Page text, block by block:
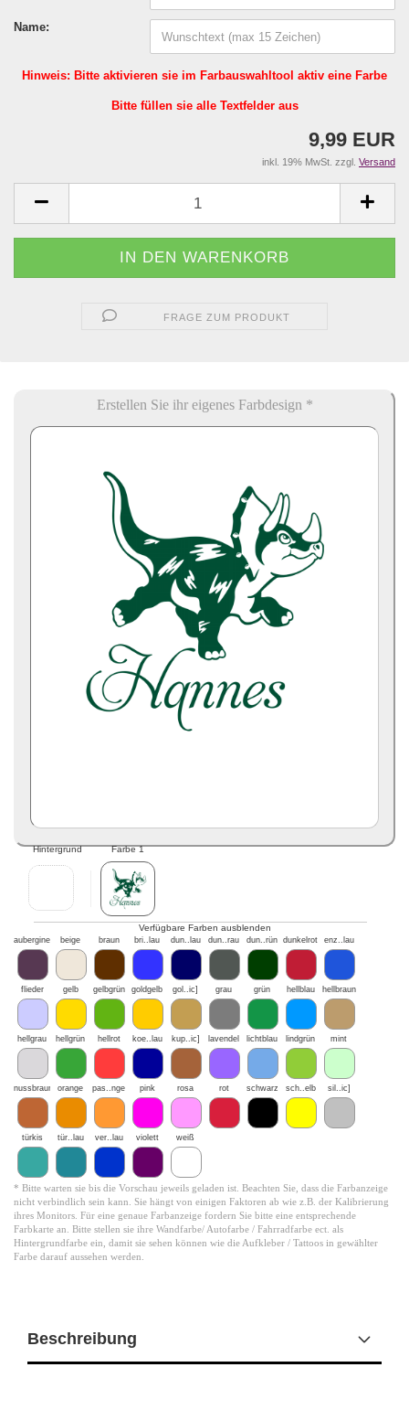
Name:
Hinweis: Bitte aktivieren sie im Farbauswahltool aktiv eine Farbe
Bitte füllen sie alle Textfelder aus
9,99 EUR
inkl. 19% MwSt. zzgl. Versand
FRAGE ZUM PRODUKT
Erstellen Sie ihr eigenes Farbdesign *
Hintergrund Farbe 1
Verfügbare Farben ausblenden
aubergine beige braun bri..lau dun..lau dun..rau dun..rün dunkelrot enz..lau
flieder gelb gelbgrün goldgelb gol..ic] grau grün hellblau hellbraun
hellgrau hellgrün hellrot koe..lau kup..ic] lavendel lichtblau lindgrün mint
nussbraun orange pas..nge pink rosa rot schwarz sch..elb sil..ic]
türkis tür..lau ver..lau violett weiß
* Bitte warten sie bis die Vorschau jeweils geladen ist. Beachten Sie, dass die Farbanzeige
nicht verbindlich sein kann. Sie hängt von einigen Faktoren ab wie z.B. der Kalibrierung
ihres Monitors. Für eine genaue Farbanzeige fordern Sie bitte eine entsprechende
Farbkarte an. Bitte stellen sie ihre Wandfarbe/ Autofarbe / Fahrradfarbe ect. als
Hintergrundfarbe ein, damit sie sehen können wie die Aufkleber / Tattoos in gewählter
Farbe darauf aussehen werden.
Beschreibung